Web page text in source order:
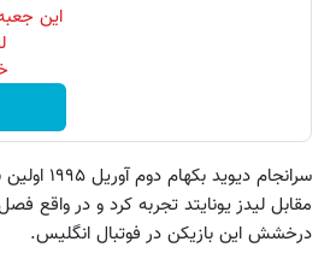
این
سرانجام
درخشش این بازیکن در فوتبال انگلیس.